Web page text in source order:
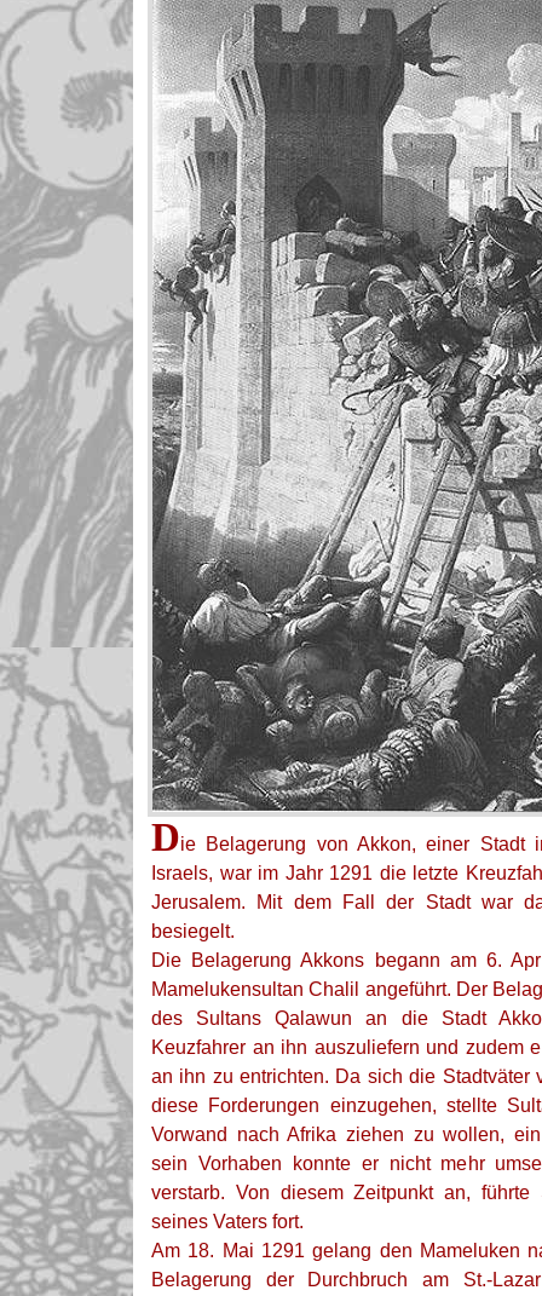
Die Belagerung von Akkon, einer Stadt
Israels, war im Jahr 1291 die letzte
Jerusalem. Mit dem Fall der Stadt war
besiegelt.
Die Belagerung Akkons begann am 6.
Mamelukensultan Chalil angeführt. Der
des Sultans Qalawun an die Stadt
Keuzfahrer an ihn auszuliefern und zudem
an ihn zu entrichten. Da sich die Stadtväter
diese Forderungen einzugehen, stellte
Vorwand nach Afrika ziehen zu wollen,
sein Vorhaben konnte er nicht mehr
verstarb. Von diesem Zeitpunkt an,
seines Vaters fort.
Am 18. Mai 1291 gelang den Mameluken
Belagerung der Durchbruch am St.-